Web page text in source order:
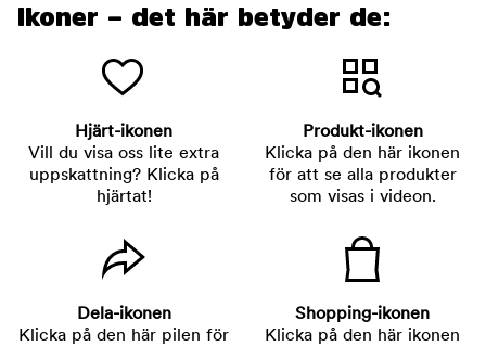
Ikoner – det här betyder de:
Hjärt-ikonen
Vill du visa oss lite extra
uppskattning? Klicka på
hjärtat!
Produkt-ikonen
Klicka på den här ikonen
för att se alla produkter
som visas i videon.
Dela-ikonen
Klicka på den här pilen för
Shopping-ikonen
Klicka på den här ikonen